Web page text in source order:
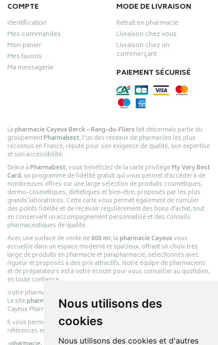
Nous utilisons des
cookies
Nous utilisons des cookies et d'autres
COMPTE
Identification
Mes commandes
Mon panier
Mes favoris
Ma messagerie
MODE DE LIVRAISON
Retrait en pharmacie
Livraison chez vous
Livraison chez un
commerçant
PAIEMENT SÉCURISÉ
Lapharmacie Cayeux Berck – Rang-du-Fliersfait désormais partie du
groupementPharmabest, l’un des réseaux de pharmacies les plus
reconnus en France, réputé pour son exigence de qualité, son expertise
et son accessibilité.
Grâce àPharmabest, vous bénéficiez de la carte privilègeMy Very Best
Card, un programme de fidélité gratuit qui vous permet d’accéder à de
nombreuses offres sur une large sélection de produits cosmétiques,
dermo-cosmétiques, diététiques et bien-être, proposés par les plus
grands laboratoires. Cette carte vous permet également de cumuler
des points fidélité et de recevoir régulièrement des bons d’achat, tout
en conservant un accompagnement personnalisé et des conseils
pharmaceutiques de qualité.
Avec une surface de vente de800 m², lapharmacie Cayeuxvous
accueille dans un espace moderne et spacieux, offrant un choix très
large de produits en pharmacie et parapharmacie, sélectionnés avec
rigueur et proposés à des prix attractifs. Notre équipe de pharmaciens
et de préparateurs est à votre écoute pour vous conseiller au quotidien,
en toute confiance.
Votre pharmacie en ligne :
Le sitepharmacie-cayeux.frest le prolongement digital de la pharmacie
Cayeux Pharmabest Berck-sur-Mer – Rang-du-Fliers.
Il vous permet de réaliser vos achats en ligne parmi des milliers de
références en :